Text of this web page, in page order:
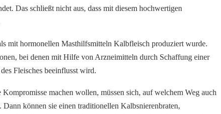
Das schließt nicht aus, dass mit diesem hochwertigen
mit hormonellen Masthilfsmitteln Kalbfleisch produziert wurde.
bei denen mit Hilfe von Arzneimitteln durch Schaffung einer
Fleisches beeinflusst wird.
machen wollen, müssen sich, auf welchem Weg auch
können sie einen traditionellen Kalbsnierenbraten,